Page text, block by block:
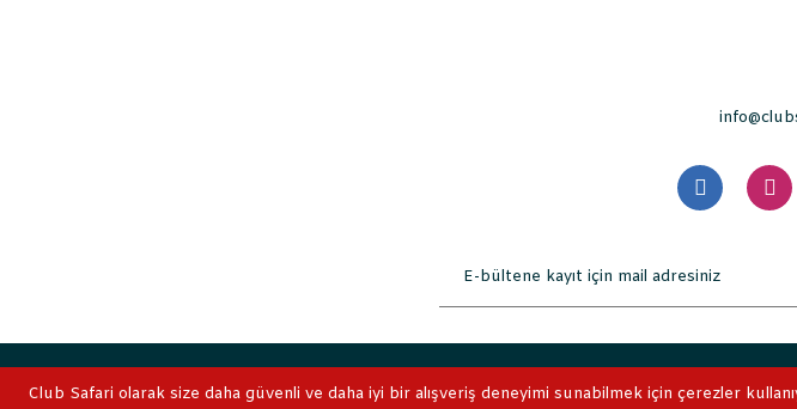
Club Safari olarak size daha güvenli ve daha iyi bir alışveriş deneyimi sunabilmek için çerezler